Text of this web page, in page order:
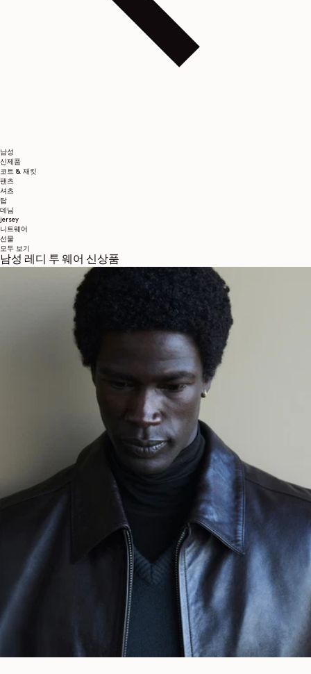
남성
신제품
코트 & 재킷
팬츠
셔츠
탑
데님
jersey
니트웨어
선물
모두 보기
남성 레디 투 웨어 신상품